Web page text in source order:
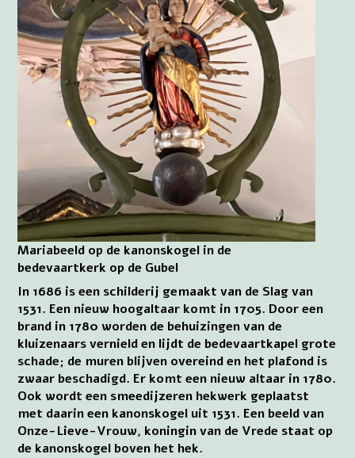
Mariabeeld op de kanonskogel in de
bedevaartkerk op de Gubel
In 1686 is een schilderij gemaakt van de Slag van
1531. Een nieuw hoogaltaar komt in 1705. Door een
brand in 1780 worden de behuizingen van de
kluizenaars vernield en lijdt de bedevaartkapel grote
schade; de muren blijven overeind en het plafond is
zwaar beschadigd. Er komt een nieuw altaar in 1780.
Ook wordt een smeedijzeren hekwerk geplaatst
met daarin een kanonskogel uit 1531. Een beeld van
Onze-Lieve-Vrouw, koningin van de Vrede staat op
de kanonskogel boven het hek.